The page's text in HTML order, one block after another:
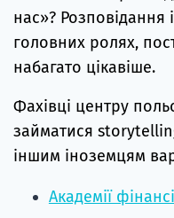
нас»? Розповідання
головних ролях,
набагато цікавіше.
Фахівці центру
займатися
іншим іноземцям
Академії